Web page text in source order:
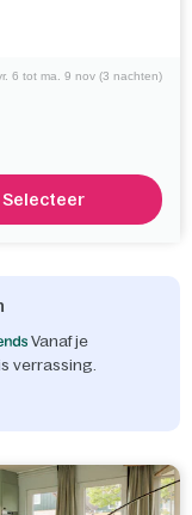
6 tot ma. 9 nov (3 nachten)
Selecteer
Vanaf je
verrassing.